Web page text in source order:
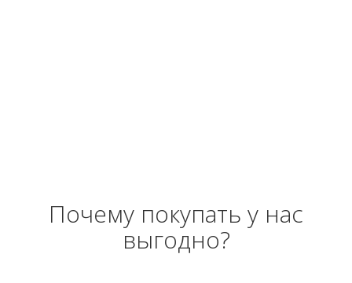
Почему покупать у нас
выгодно?